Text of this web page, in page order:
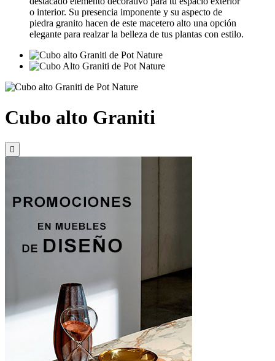
o interior. Su presencia imponente y su aspecto de
piedra granito hacen de este macetero alto una opción
elegante para realzar la belleza de tus plantas con estilo.
Cubo alto Graniti
